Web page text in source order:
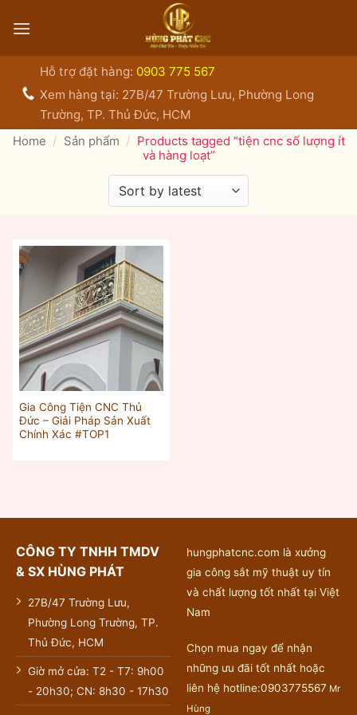
qua
Hỗ trợ đặt hàng: 0903 775 567
Xem hàng tại: 27B/47 Trường Lưu, Phường Long
Trường, TP. Thủ Đức, HCM
Home / Sản phẩm / Products tagged “tiện cnc số lượng ít
và hàng loạt”
Gia Công Tiện CNC Thủ
Đức – Giải Pháp Sản Xuất
Chính Xác #TOP1
CÔNG TY TNHH TMDV
& SX HÙNG PHÁT
27B/47 Trường Lưu,
Phường Long Trường, TP.
Thủ Đức, HCM
Giờ mở cửa: T2 - T7: 9h00
- 20h30; CN: 8h30 - 17h30
hungphatcnc.com là xưởng
gia công sắt mỹ thuật uy tín
và chất lượng tốt nhất tại Việt
Nam
Chọn mua ngay để nhận
những ưu đãi tốt nhất hoặc
liên hệ hotline:0903775567 Mr
Hùng